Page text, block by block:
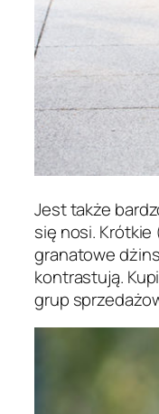
Jest także
się nosi.
granatowe
kontrastują.
grup